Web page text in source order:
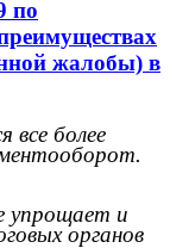
по
жалобы) в
все более
упрощает и
органов